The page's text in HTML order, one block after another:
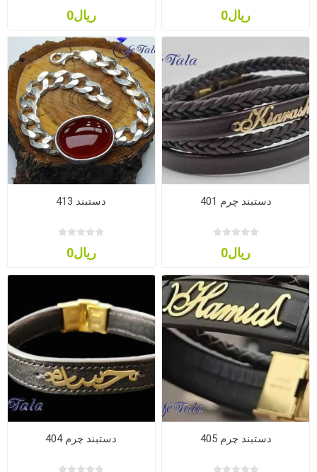
ریال0 ریال0
دستبند 413
ریال0
دستبند چرم 401
ریال0
دستبند چرم 404 دستبند چرم 405